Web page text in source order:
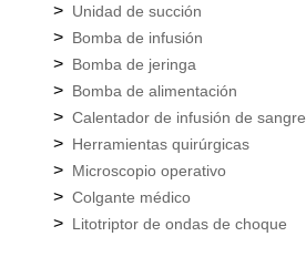
> Unidad de succión
> Bomba de infusión
> Bomba de jeringa
> Bomba de alimentación
> Calentador de infusión de sangre
> Herramientas quirúrgicas
> Microscopio operativo
> Colgante médico
> Litotriptor de ondas de choque